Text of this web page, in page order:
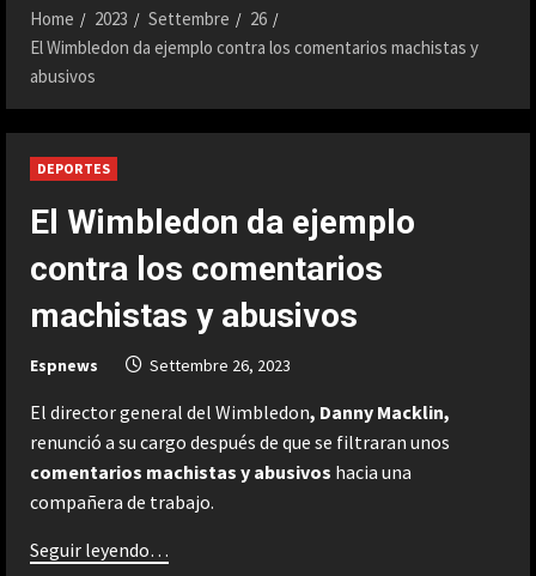
Home 2023 Settembre
26
El Wimbledon da ejemplo contra los comentarios machistas y
abusivos
DEPORTES
El Wimbledon da ejemplo
contra los comentarios
machistas y abusivos
Espnews Settembre 26, 2023
El director general del Wimbledon, Danny Macklin,
renunció a su cargo después de que se filtraran unos
comentarios machistas y abusivos hacia una
compañera de trabajo.
Seguir leyendo…